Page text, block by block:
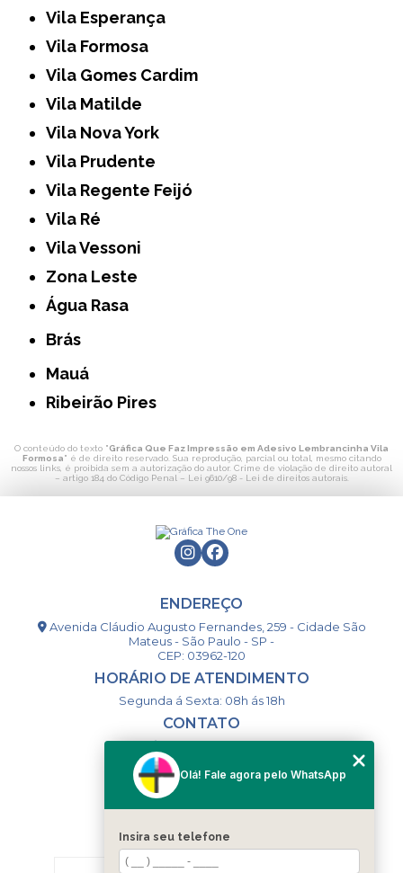
Vila Esperança
Vila Formosa
Vila Gomes Cardim
Vila Matilde
Vila Nova York
Vila Prudente
Vila Regente Feijó
Vila Ré
Vila Vessoni
Zona Leste
Água Rasa
Brás
Mauá
Ribeirão Pires
O conteúdo do texto "Gráfica Que Faz Impressão em Adesivo Lembrancinha Vila
Formosa" é de direito reservado. Sua reprodução, parcial ou total, mesmo citando
nossos links, é proibida sem a autorização do autor. Crime de violação de direito autoral
– artigo 184 do Código Penal – Lei 9610/98 - Lei de direitos autorais.
ENDEREÇO
Avenida Cláudio Augusto Fernandes, 259 - Cidade São
Mateus - São Paulo - SP -
CEP: 03962-120
HORÁRIO DE ATENDIMENTO
Segunda á Sexta: 08h ás 18h
CONTATO
(11) 98993-9556
togsm1@gmail.com
MENU
HOME
Olá! Fale agora pelo WhatsApp
Insira seu telefone